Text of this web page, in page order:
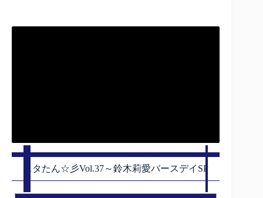
スタたん☆彡Vol.37～鈴木莉愛バースデイSP